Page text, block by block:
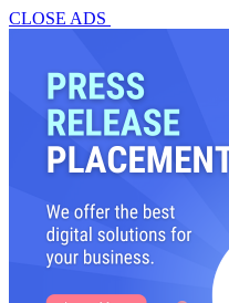
CLOSE ADS